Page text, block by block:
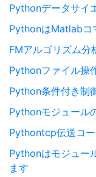
Pythonデータサイ
PythonはMatlabコ
FMアルゴリズム分
Pythonファイル操
Python条件付き制
Pythonモジュール
Pythontcp伝送コ
Pythonはモジュー
ます